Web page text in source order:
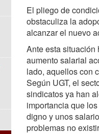
El pliego de
obstaculiza la
alcanzar el nuevo
Ante esta situación
aumento salarial
lado, aquellos con
Según UGT, el
sindicatos ya han
importancia que
digno y unos
problemas no